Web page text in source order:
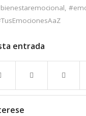
,
entrada